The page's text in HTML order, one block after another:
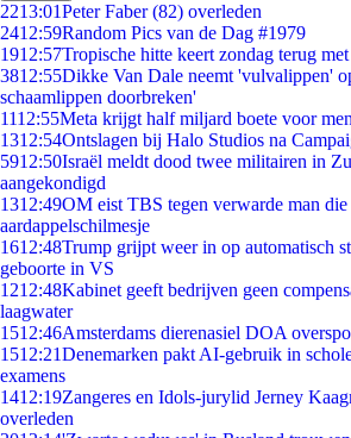
2213:01Peter Faber (82) overleden
2412:59Random Pics van de Dag #1979
1912:57Tropische hitte keert zondag terug
3812:55Dikke Van Dale neemt 'vulvalippen'
schaamlippen doorbreken'
1112:55Meta krijgt half miljard boete voor
1312:54Ontslagen bij Halo Studios na
5912:50Israël meldt dood twee militairen in
aangekondigd
1312:49OM eist TBS tegen verwarde man die
aardappelschilmesje
1612:48Trump grijpt weer in op automatisch
geboorte in VS
1212:48Kabinet geeft bedrijven geen
laagwater
1512:46Amsterdams dierenasiel DOA
1512:21Denemarken pakt AI-gebruik in
examens
1412:19Zangeres en Idols-jurylid Jerney
overleden